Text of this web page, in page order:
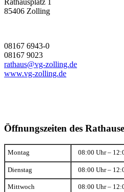
Rathausplatz 1
85406 Zolling
08167 6943-0
08167 9023
rathaus@vg-zolling.de
www.vg-zolling.de
Öffnungszeiten des
Montag 08:00 Uhr –
Dienstag 08:00 Uhr –
Mittwoch 08:00 Uhr –